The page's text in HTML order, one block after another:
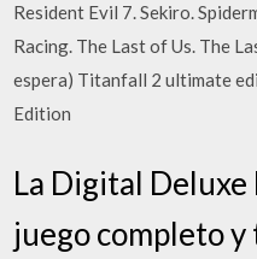
Resident Evil 7. Sekiro.
Racing. The Last of Us. The
espera) Titanfall 2 ultimate
Edition
La Digital
juego completo y